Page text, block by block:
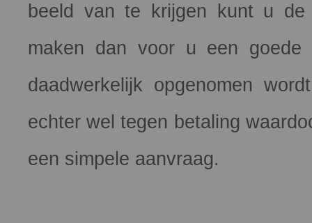
beeld van te krijgen kunt u
maken dan voor u een
daadwerkelijk opgenomen
echter wel tegen betaling
een simpele aanvraag.